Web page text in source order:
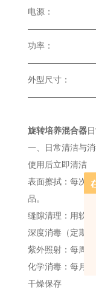
电
外型
旋转培养混合器
一、日常清洁与
使用后立即清洁
表面擦拭：每次
品。
缝隙清理：用软
深度消毒（定期）
紫外照射：每周
化学消毒：每月
干燥保存